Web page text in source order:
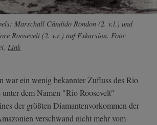
Marschall Cândido Rondon (2. v.l.) und
Roosevelt (2. v.r.) auf Exkursion. Foto:
Link
war ein wenig bekannter Zufluss des Rio
dem Namen "Rio Roosevelt"
der größten Diamantenvorkommen der
verschwand nicht mehr vom